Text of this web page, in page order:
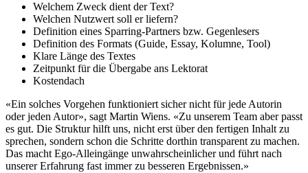
Welchem Zweck dient der Text?
Welchen Nutzwert soll er liefern?
Definition eines Sparring-Partners bzw. Gegenlesers
Definition des Formats (Guide, Essay, Kolumne, Tool)
Klare Länge des Textes
Zeitpunkt für die Übergabe ans Lektorat
Kostendach
«Ein solches Vorgehen funktioniert sicher nicht für jede Autorin
oder jeden Autor», sagt Martin Wiens. «Zu unserem Team aber passt
es gut. Die Struktur hilft uns, nicht erst über den fertigen Inhalt zu
sprechen, sondern schon die Schritte dorthin transparent zu machen.
Das macht Ego-­Alleingänge unwahrscheinlicher und führt nach
unserer Erfahrung fast immer zu besseren Ergebnissen.»